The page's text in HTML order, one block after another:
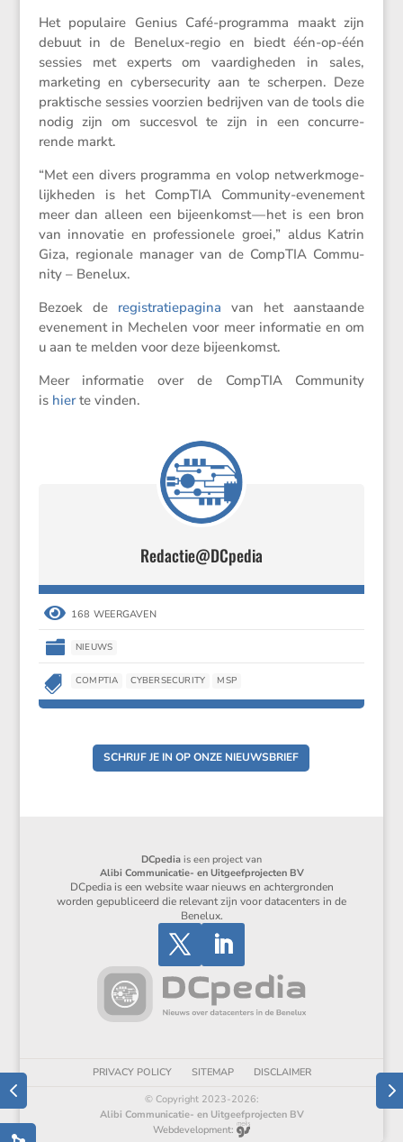
Het populaire Genius Café-programma maakt zijn
debuut in de Benelux-regio en biedt één-op-één
sessies met experts om vaardig­heden in sales,
marke­ting en cyber­se­cu­rity aan te scherpen. Deze
prakti­sche sessies voorzien bedrijven van de tools die
nodig zijn om succesvol te zijn in een concur­re­
rende markt.
“Met een divers programma en volop netwerk­mo­ge­
lijk­heden is het CompTIA Commu­nity-evene­ment
meer dan alleen een bijeen­komst — het is een bron
van innovatie en profes­si­o­nele groei,” aldus Katrin
Giza, regio­nale manager van de CompTIA Commu­
nity – Benelux.
Bezoek de registra­tie­pa­gina van het aanstaande
evene­ment in Mechelen voor meer infor­matie en om
u aan te melden voor deze bijeenkomst.
Meer infor­matie over de CompTIA Commu­nity
is hierte vinden.
Redactie@DCpedia
 168 WEERGAVEN
 NIEUWS
 COMPTIA CYBERSECURITY MSP
SCHRIJF JE IN OP ONZE NIEUWSBRIEF
DCpedia is een project van
Alibi Communicatie- en Uitgeefprojecten BV
DCpedia is een website waar nieuws en achtergronden
worden gepubliceerd die relevant zijn voor datacenters in de
Benelux.
PRIVACY POLICY SITEMAP
DISCLAIMER
© Copyright 2023-2026:
Alibi Communicatie- en Uitgeefprojecten BV
Webdevelopment: